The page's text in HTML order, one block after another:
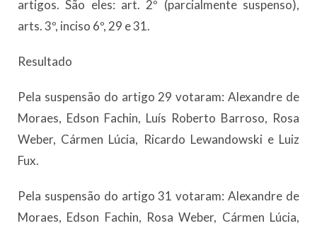
artigos. São eles: art. 2º (parcialmente suspenso),
arts. 3º, inciso 6º, 29 e 31.
Resultado
Pela suspensão do artigo 29 votaram: Alexandre de
Moraes, Edson Fachin, Luís Roberto Barroso, Rosa
Weber, Cármen Lúcia, Ricardo Lewandowski e Luiz
Fux.
Pela suspensão do artigo 31 votaram: Alexandre de
Moraes, Edson Fachin, Rosa Weber, Cármen Lúcia,